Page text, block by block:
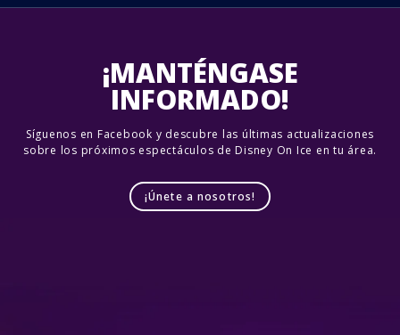
¡MANTÉNGASE
INFORMADO!
Síguenos en Facebook y descubre las últimas actualizaciones
sobre los próximos espectáculos de Disney On Ice en tu área.
¡Únete a nosotros!